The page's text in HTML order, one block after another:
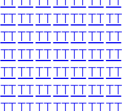
TTTTTTTTTTTTTT
TTTTTTTTTTTTTT
TTTTTTTTTTTTTT
TTTTTTTTTTTTTT
TTTTTTTTTTTTTT